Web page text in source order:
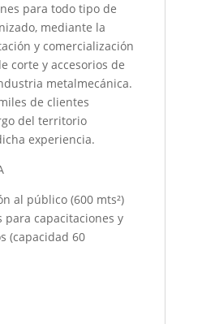
para todo tipo de
mediante la
y comercialización
corte y accesorios de
metalmecánica.
de clientes
del territorio
experiencia.
al público (600 mts²)
para capacitaciones y
(capacidad 60